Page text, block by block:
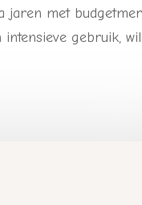
jaren met
gebruik,